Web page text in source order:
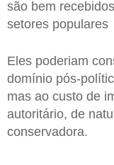
são bem
setores populares
Eles poderiam
domínio pós-
mas ao custo de
autoritário, de
conservadora.